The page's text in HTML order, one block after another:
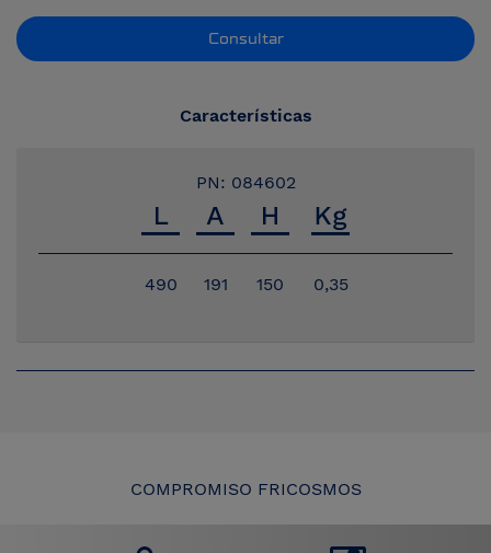
Consultar
Características
PN: 084602
490 191 150 0,35
COMPROMISO FRICOSMOS